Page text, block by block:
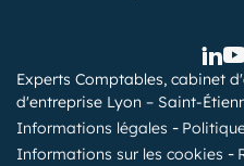
Experts Comptables, cabinet
d'entreprise Lyon – Saint-
Informations légales
Informations sur les cookies